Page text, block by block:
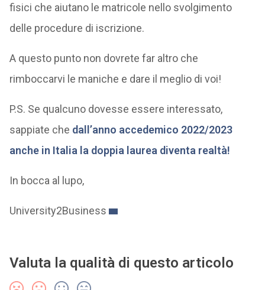
fisici che aiutano le matricole nello svolgimento
delle procedure di iscrizione.
A questo punto non dovrete far altro che
rimboccarvi le maniche e dare il meglio di voi!
P.S. Se qualcuno dovesse essere interessato,
sappiate che dall’anno accedemico 2022/2023
anche in Italia la doppia laurea diventa realtà!
In bocca al lupo,
University2Business
Valuta la qualità di questo articolo